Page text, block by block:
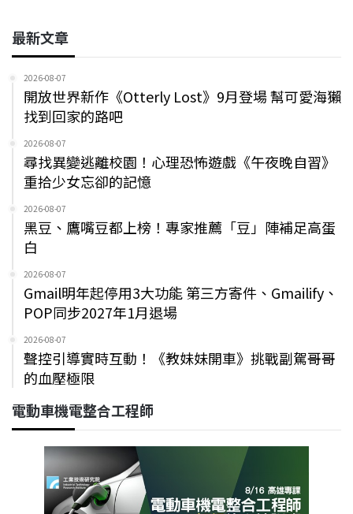
最新文章
2026-08-07
開放世界新作《Otterly Lost》9月登場 幫可愛海獺
找到回家的路吧
2026-08-07
尋找異變逃離校園！心理恐怖遊戲《午夜晚自習》
重拾少女忘卻的記憶
2026-08-07
黑豆、鷹嘴豆都上榜！專家推薦「豆」陣補足高蛋
白
2026-08-07
Gmail明年起停用3大功能 第三方寄件、Gmailify、
POP同步2027年1月退場
2026-08-07
聲控引導實時互動！《教妹妹開車》挑戰副駕哥哥
的血壓極限
電動車機電整合工程師